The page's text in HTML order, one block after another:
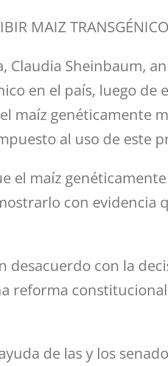
MAIZ TRANSGÉNICO
Claudia Sheinbaum,
en el país, luego de
maíz
al uso de este
el maíz
con evidencia
desacuerdo con la
reforma
de las y los